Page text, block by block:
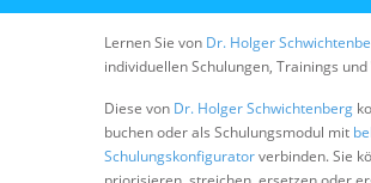
Lernen Sie von Dr. Holger
individuellen Schulungen, Trainings
Diese von Dr. Holger Schwichtenberg
buchen oder als Schulungsmodul mit
Schulungskonfiguratorverbinden. Sie